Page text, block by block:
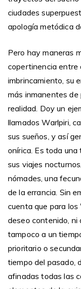
ciudades
apología metódica
Pero hay maneras
copertinencia entre
imbrincamiento, su
más inmanentes
realidad. Doy un
llamados Warlpiri,
sus sueños, y así
onírica. Es toda
sus viajes
nómades, una
de la errancia. Sin
cuenta que para los
deseo contenido, ni
tampoco a un
prioritario o
tiempo del pasado,
afinadas todas las